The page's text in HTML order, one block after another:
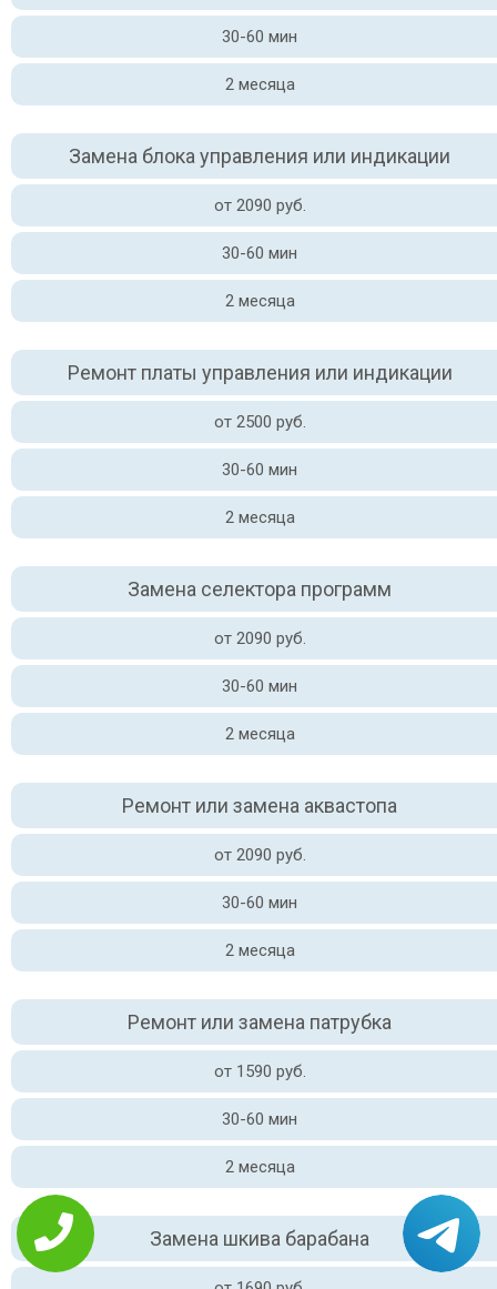
30-60 мин
2 месяца
Замена блока управления или индикации
от 2090 руб.
30-60 мин
2 месяца
Ремонт платы управления или индикации
от 2500 руб.
30-60 мин
2 месяца
Замена селектора программ
от 2090 руб.
30-60 мин
2 месяца
Ремонт или замена аквастопа
от 2090 руб.
30-60 мин
2 месяца
Ремонт или замена патрубка
от 1590 руб.
30-60 мин
2 месяца
Замена шкива барабана